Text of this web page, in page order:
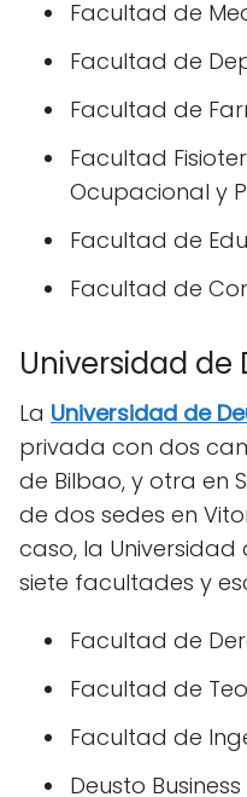
Facultad de
Facultad de
Facultad de
Facultad
Ocupacional y
Facultad de
Facultad de
Universidad de
La Universidad de
privada con dos
de Bilbao, y otra en
de dos sedes en
caso, la
siete facultades y
Facultad de
Facultad de
Facultad de
Deusto